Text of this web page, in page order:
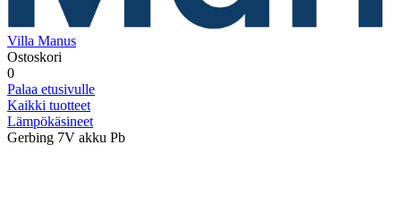
Villa Manus
Ostoskori
0
Palaa etusivulle
Kaikki tuotteet
Lämpökäsineet
Gerbing 7V akku Pb